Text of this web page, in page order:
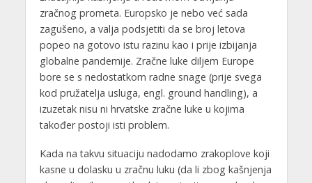
zračnog prometa. Europsko je nebo već sada
zagušeno, a valja podsjetiti da se broj letova
popeo na gotovo istu razinu kao i prije izbijanja
globalne pandemije. Zračne luke diljem Europe
bore se s nedostatkom radne snage (prije svega
kod pružatelja usluga, engl. ground handling), a
izuzetak nisu ni hrvatske zračne luke u kojima
također postoji isti problem.
Kada na takvu situaciju nadodamo zrakoplove koji
kasne u dolasku u zračnu luku (da li zbog kašnjenja